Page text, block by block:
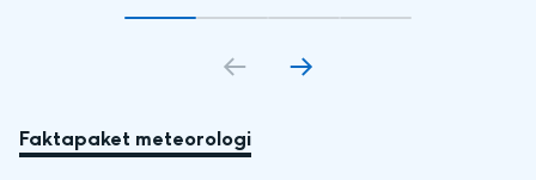
Gå till bildkort1
Gå till bildkort2
Gå till bildkort3
Gå till bildkort
Faktapaket meteorologi